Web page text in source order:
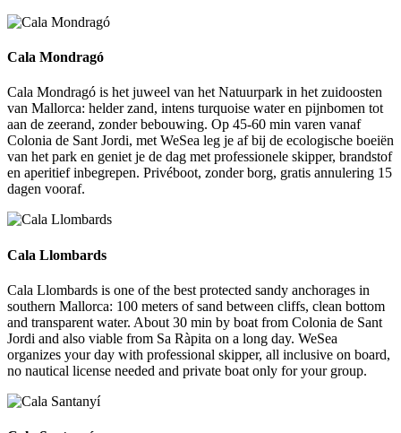
Cala Mondragó
Cala Mondragó
Cala Mondragó is het juweel van het Natuurpark in het zuidoosten
van Mallorca: helder zand, intens turquoise water en pijnbomen tot
aan de zeerand, zonder bebouwing. Op 45-60 min varen vanaf
Colonia de Sant Jordi, met WeSea leg je af bij de ecologische boeiën
van het park en geniet je de dag met professionele skipper, brandstof
en aperitief inbegrepen. Privéboot, zonder borg, gratis annulering 15
dagen vooraf.
Cala Llombards
Cala Llombards
Cala Llombards is one of the best protected sandy anchorages in
southern Mallorca: 100 meters of sand between cliffs, clean bottom
and transparent water. About 30 min by boat from Colonia de Sant
Jordi and also viable from Sa Ràpita on a long day. WeSea
organizes your day with professional skipper, all inclusive on board,
no nautical license needed and private boat only for your group.
Cala Santanyí